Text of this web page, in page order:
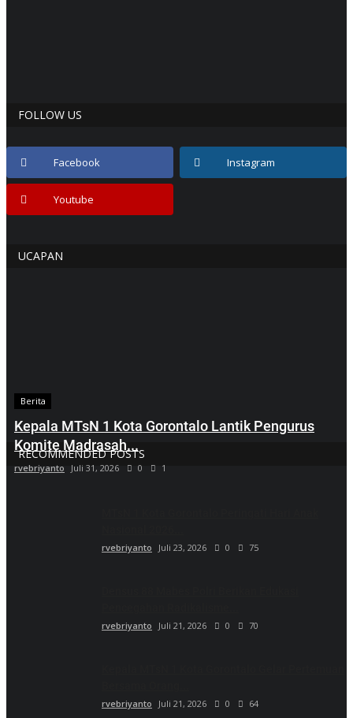
FOLLOW US
Facebook Instagram
Youtube
UCAPAN
RECOMMENDED POSTS
Berita
Kepala MTsN 1 Kota Gorontalo Lantik Pengurus
Komite Madrasah...
rvebriyanto Juli 31, 2026 0 1
rvebriyanto Juli 23, 2026 0 75
rvebriyanto Juli 21, 2026 0 70
rvebriyanto Juli 21, 2026 0 64